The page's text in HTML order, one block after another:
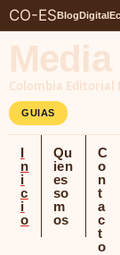
CO-ESBlogDigital
Colombia Editorial
GUIAS
I
n
i
c
i
o
Qu
ien
es
so
m
os
C
o
n
t
a
c
t
o